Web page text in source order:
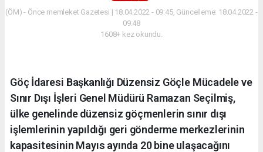
(ÖM) - Önce memleket Gazetesi | 18.04.2022 - 09:45, Güncelleme: 18.04.2022 -
09:48
1608+ kez okundu.
Göç İdaresi Başkanlığı Düzensiz Göçle Mücadele ve
Sınır Dışı İşleri Genel Müdürü Ramazan Seçilmiş,
ülke genelinde düzensiz göçmenlerin sınır dışı
işlemlerinin yapıldığı geri gönderme merkezlerinin
kapasitesinin Mayıs ayında 20 bine ulaşacağını